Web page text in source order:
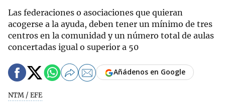
Las federaciones o asociaciones que quieran
acogerse a la ayuda, deben tener un mínimo de tres
centros en la comunidad y un número total de aulas
concertadas igual o superior a 50
NTM / EFE
Añádenos en Google